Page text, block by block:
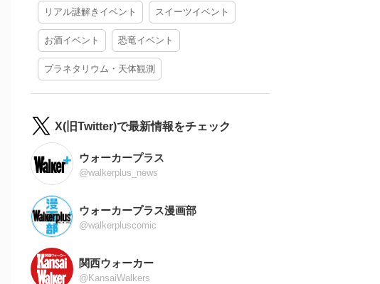
リアル謎解きイベント スイーツイベント
お酒イベント 恐竜イベント
プラネタリウム・天体観測
X(旧Twitter)で最新情報をチェック
ウォーカープラス
@walkerplus_news
ウォーカープラス漫画部
@walkerpluscomic
関西ウォーカー
@KansaiWalkers